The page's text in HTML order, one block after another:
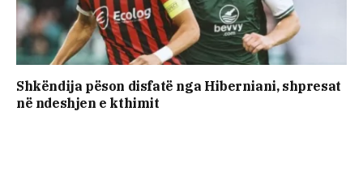
Shkëndija pëson disfatë nga Hiberniani, shpresat
në ndeshjen e kthimit